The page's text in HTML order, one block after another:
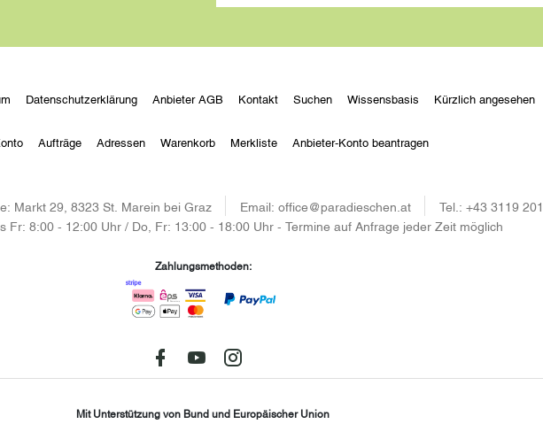
Datenschutzerklärung Anbieter AGB Kontakt Suchen Wissensbasis Kürzlich angesehen
Aufträge Adressen Warenkorb Merkliste Anbieter-Konto beantragen
Markt 29, 8323 St. Marein bei Graz Email: office@paradieschen.at Tel.: +43 3119
Fr: 8:00 - 12:00 Uhr / Do, Fr: 13:00 - 18:00 Uhr - Termine auf Anfrage jeder Zeit möglich
Zahlungsmethoden:
Mit Unterstützung von Bund und Europäischer Union